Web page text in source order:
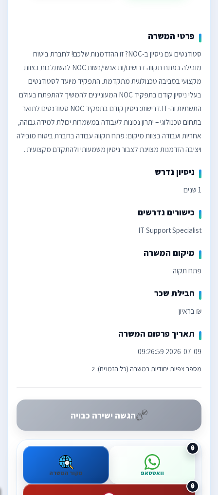
פרטי המשרה
סטודנטים עם ניסיון ב-NOC? זו ההזדמנות שלכם! לחברת ביטוח
מובילה בפתח תקווה דרושים/ות אנשי/נשות NOC להשתלבות בצוות
מקצועי בסביבה טכנולוגית מתקדמת. התפקיד מיועד לסטודנטים
בעלי ניסיון קודם בתפקיד NOC המעוניינים להמשיך להתפתח בעולם
התשתיות וה-IT.דרישות: ניסיון קודם בתפקיד NOC סטודנטים לתואר
בתחום טכנולוגי – יתרון נכונות לעבודה במשמרות יכולת למידה גבוהה,
אחריות ועבודה בצוות מיקום: פתח תקווה עבודה בחברת ביטוח מובילה
ויציבה הזדמנות מצוינת לצבור ניסיון משמעותי ולהתקדם מקצועית..
ניסיון נדרש
1 שנים
כישורים נדרשים
IT Support Specialist
מיקום המשרה
פתח תקוה
חבילת שכר
₪ בראיון
תאריך פרסום המשרה
2026-07-09 09:26:59
מספר צפיות יחודיות במשרה (כל הזמנים): 2
הגשה ישירה כבויה
וואטסאפ מקור המשרה